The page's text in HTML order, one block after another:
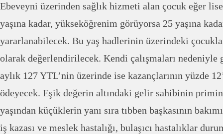
Ebeveyni üzerinden sağlık hizmeti alan çocuk eğer
yaşına kadar, yükseköğrenim görüyorsa 25 yaşına
yararlanabilecek. Bu yaş hadlerinin üzerindeki
olarak değerlendirilecek. Kendi çalışmaları
aylık 127 YTL’nin üzerinde ise kazançlarının yüzde
ödeyecek. Eşik değerin altındaki gelir sahibinin
yaşından küçüklerin yanı sıra tıbben başkasının
iş kazası ve meslek hastalığı, bulaşıcı hastalıklar